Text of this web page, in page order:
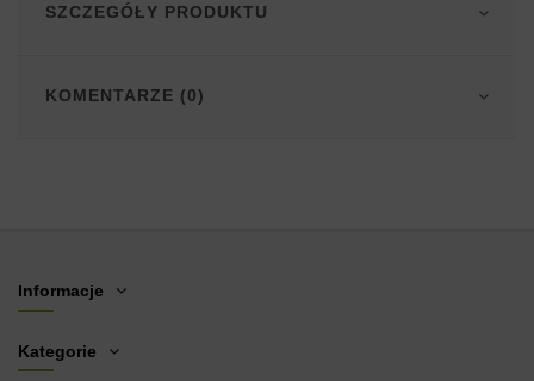
SZCZEGÓŁY PRODUKTU
KOMENTARZE (0)
Informacje
Kategorie